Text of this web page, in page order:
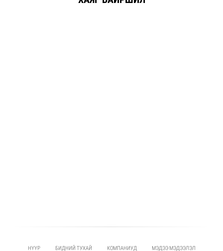
НҮҮР БИДНИЙ ТУХАЙ КОМПАНИУД МЭДЭЭ МЭДЭЭЛЭЛ